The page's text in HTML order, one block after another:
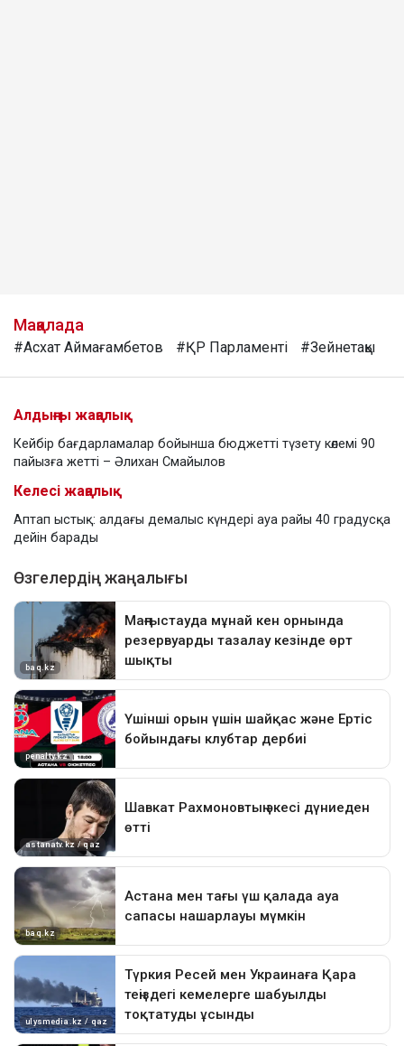
Мақалада
#Асхат Аймағамбетов #ҚР Парламенті #Зейнетақы
Алдыңғы жаңалық
Кейбір бағдарламалар бойынша бюджетті түзету көлемі 90
пайызға жетті – Әлихан Смайылов
Келесі жаңалық
Аптап ыстық: алдағы демалыс күндері ауа райы 40 градусқа
дейін барады